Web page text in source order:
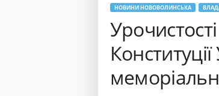
НОВИНИ НОВОВОЛИНСЬКА